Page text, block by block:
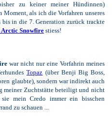
zu keiner meiner Hündinnen)
Moment, als ich die Vorfahren unseres
bis in die 7. Generation zurück trackte
Snowfire stiess!
war nicht nur eine Vorfahrin meines
Topaz (über Benji Big Boss,
glaubte), sondern war indirekt auch
meiner Zuchtstätte beteiligt und nicht
mein Credo immer ein bisschen
zu schauen ...